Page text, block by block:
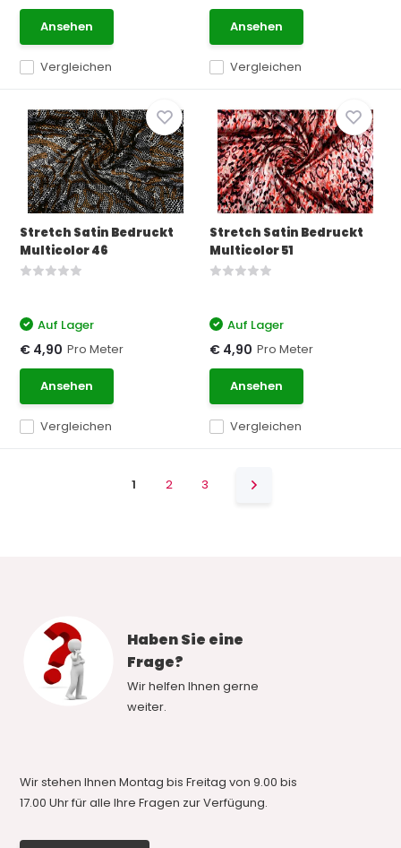
Vergleichen
Ansehen
Vergleichen
Ansehen
Stretch Satin Bedruckt
Multicolor 46
Vergleichen
Auf Lager
€ 4,90 Pro Meter
Ansehen
Stretch Satin Bedruckt
Multicolor 51
Vergleichen
Auf Lager
€ 4,90 Pro Meter
Ansehen
1 2 3
Haben Sie eine
Frage?
Wir helfen Ihnen gerne
weiter.
Wir stehen Ihnen Montag bis Freitag von 9.00 bis
17.00 Uhr für alle Ihre Fragen zur Verfügung.